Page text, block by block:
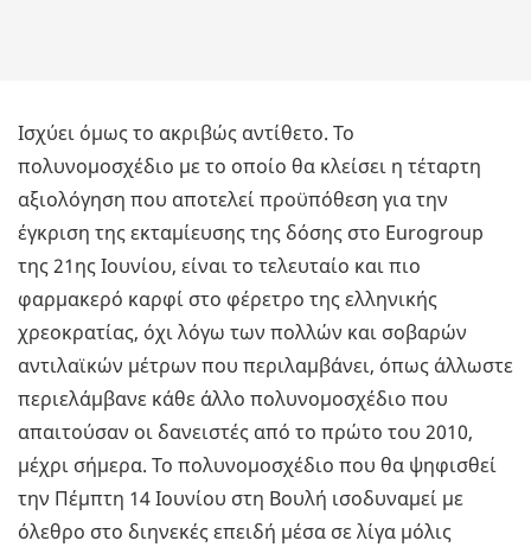
Ισχύει όμως το ακριβώς αντίθετο. Το
πολυνομοσχέδιο με το οποίο θα κλείσει η τέταρτη
αξιολόγηση που αποτελεί προϋπόθεση για την
έγκριση της εκταμίευσης της δόσης στο Eurogroup
της 21ης Ιουνίου, είναι το τελευταίο και πιο
φαρμακερό καρφί στο φέρετρο της ελληνικής
χρεοκρατίας, όχι λόγω των πολλών και σοβαρών
αντιλαϊκών μέτρων που περιλαμβάνει, όπως άλλωστε
περιελάμβανε κάθε άλλο πολυνομοσχέδιο που
απαιτούσαν οι δανειστές από το πρώτο του 2010,
μέχρι σήμερα. Το πολυνομοσχέδιο που θα ψηφισθεί
την Πέμπτη 14 Ιουνίου στη Βουλή ισοδυναμεί με
όλεθρο στο διηνεκές επειδή μέσα σε λίγα μόλις